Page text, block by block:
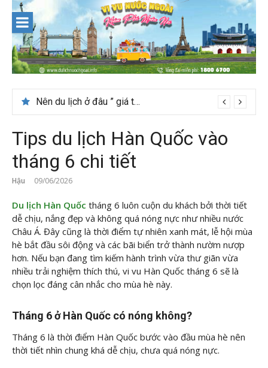
content
Thời tiết tháng 7 ở Đài Loan có đẹp để du lịch?
Tips du lịch Hàn Quốc vào
tháng 6 chi tiết
Hậu 09/06/2026
Du lịch Hàn Quốc tháng 6 luôn cuộn du khách bởi thời tiết
dễ chịu, nắng đẹp và không quá nóng nực như nhiều nước
Châu Á. Đây cũng là thời điểm tự nhiên xanh mát, lễ hội mùa
hè bắt đầu sôi động và các bãi biển trở thành nườm nượp
hơn. Nếu bạn đang tìm kiếm hành trình vừa thư giãn vừa
nhiều trải nghiệm thích thú, vi vu Hàn Quốc tháng 6 sẽ là
chọn lọc đáng cân nhắc cho mùa hè này.
Tháng 6 ở Hàn Quốc có nóng không?
Tháng 6 là thời điểm Hàn Quốc bước vào đầu mùa hè nên
thời tiết nhìn chung khá dễ chịu, chưa quá nóng nực.